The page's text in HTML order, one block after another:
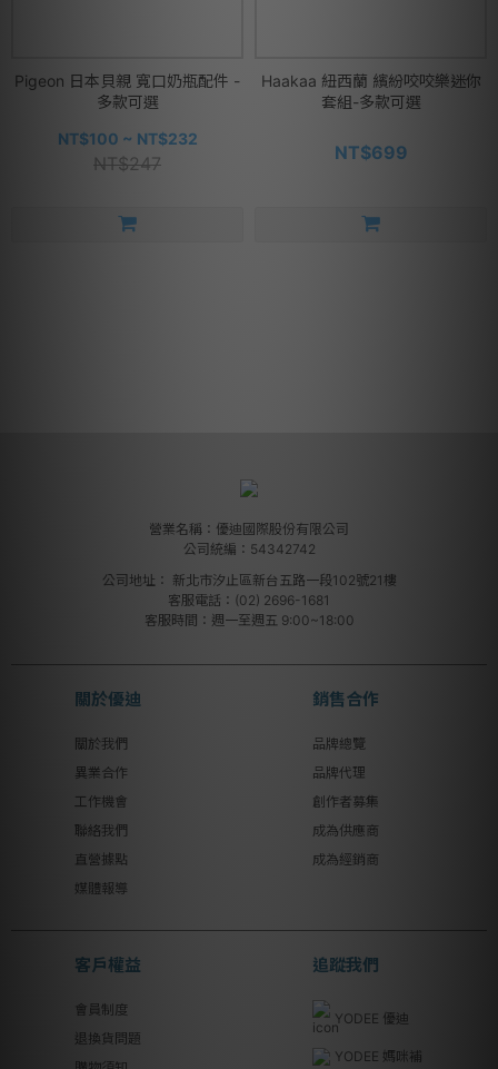
Pigeon 日本貝親 寬口奶瓶配件 -
多款可選
NT$100 ~ NT$232
NT$247
Haakaa 紐西蘭 繽紛咬咬樂迷你
套組-多款可選
NT$699
營業名稱：優迪國際股份有限公司
公司統編：54342742
公司地址： 新北市汐止區新台五路一段102號21樓
客服電話：(02) 2696-1681
客服時間：週一至週五 9:00~18:00
關於優迪
關於我們
異業合作
工作機會
聯絡我們
直營據點
媒體報導
銷售合作
品牌總覽
品牌代理
創作者募集
成為供應商
成為經銷商
客戶權益
會員制度
退換貨問題
追蹤我們
YODEE 優迪
YODEE 媽咪補